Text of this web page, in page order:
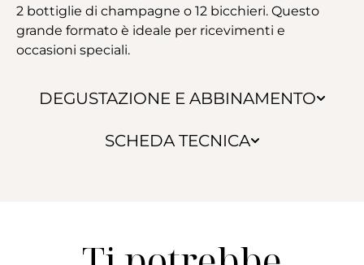
DEGUSTAZIONE E ABBINAMENTO
SCHEDA TECNICA
2 bottiglie di champagne o 12 bicchieri. Questo
grande formato è ideale per ricevimenti e
occasioni speciali.